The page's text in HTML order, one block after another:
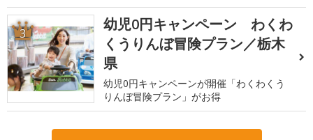
3
幼児0円キャンペーン わくわ
くうりんぼ冒険プラン／栃木
県
幼児0円キャンペーンが開催「わくわくう
りんぼ冒険プラン」がお得